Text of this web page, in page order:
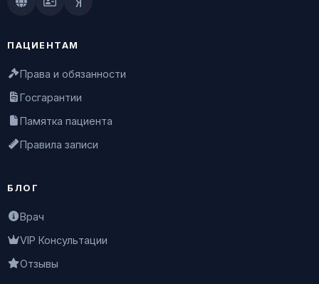
Doctu.ruПроДокторов
Яндекс.Здоровье
ПАЦИЕНТАМ
Права и обязанности
Госгарантии
Памятка пациента
Правила записи
БЛОГ
Врач
VIP Консультации
Отзывы